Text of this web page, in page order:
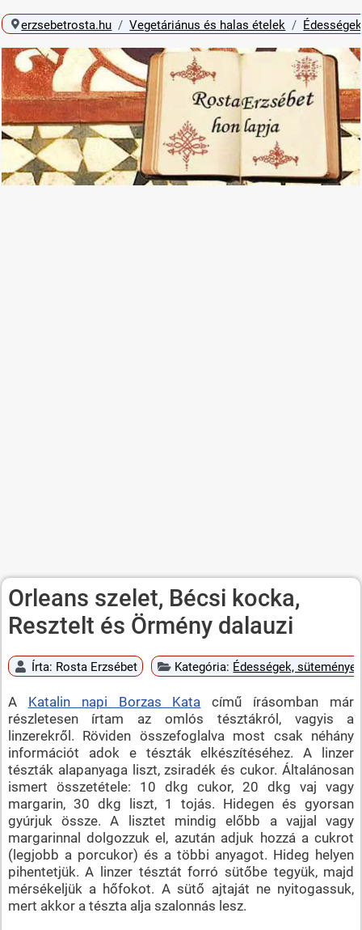
erzsebetrosta.hu Vegetáriánus és halas ételek
Orleans szelet, Bécsi kocka,
Resztelt és Örmény dalauzi
Írta: Rosta Erzsébet Kategória: Édességek,
A Katalin napi Borzas Kata című írásomban már
részletesen írtam az omlós tésztákról, vagyis a
linzerekről. Röviden összefoglalva most csak néhány
információt adok e tészták elkészítéséhez. A linzer
tészták alapanyaga liszt, zsiradék és cukor. Általánosan
ismert összetétele: 10 dkg cukor, 20 dkg vaj vagy
margarin, 30 dkg liszt, 1 tojás. Hidegen és gyorsan
gyúrjuk össze. A lisztet mindig előbb a vajjal vagy
margarinnal dolgozzuk el, azután adjuk hozzá a cukrot
(legjobb a porcukor) és a többi anyagot. Hideg helyen
pihentetjük. A linzer tésztát forró sütőbe tegyük, majd
mérsékeljük a hőfokot. A sütő ajtaját ne nyitogassuk,
mert akkor a tészta alja szalonnás lesz.